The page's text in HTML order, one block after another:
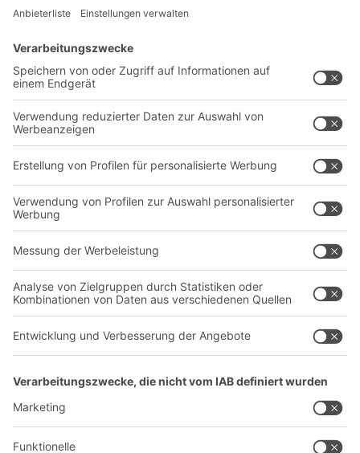
Lösungen
Behältersysteme
Regalsysteme
Transportsysteme
Beratung & Service
Unternehmen
Standorte weltweit
Produktionsstandorte
Follow us
BIT O
YOUR LIFE.